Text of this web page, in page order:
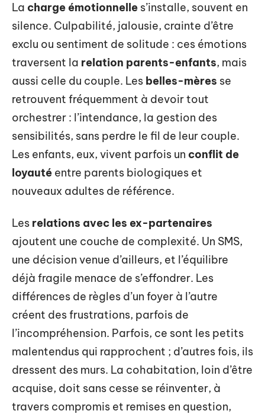
La charge émotionnelle s’installe, souvent en
silence. Culpabilité, jalousie, crainte d’être
exclu ou sentiment de solitude : ces émotions
traversent la relation parents-enfants, mais
aussi celle du couple. Les belles-mères se
retrouvent fréquemment à devoir tout
orchestrer : l’intendance, la gestion des
sensibilités, sans perdre le fil de leur couple.
Les enfants, eux, vivent parfois un conflit de
loyauté entre parents biologiques et
nouveaux adultes de référence.
Les relations avec les ex-partenaires
ajoutent une couche de complexité. Un SMS,
une décision venue d’ailleurs, et l’équilibre
déjà fragile menace de s’effondrer. Les
différences de règles d’un foyer à l’autre
créent des frustrations, parfois de
l’incompréhension. Parfois, ce sont les petits
malentendus qui rapprochent ; d’autres fois, ils
dressent des murs. La cohabitation, loin d’être
acquise, doit sans cesse se réinventer, à
travers compromis et remises en question,